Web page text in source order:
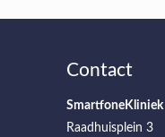
Contact
SmartfoneKliniek
Raadhuisplein 3